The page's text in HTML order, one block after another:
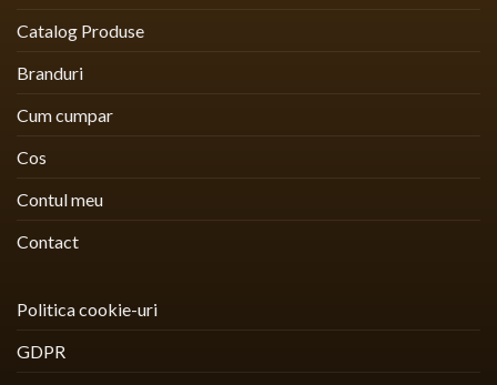
Catalog Produse
Branduri
Cum cumpar
Cos
Contul meu
Contact
Politica cookie-uri
GDPR